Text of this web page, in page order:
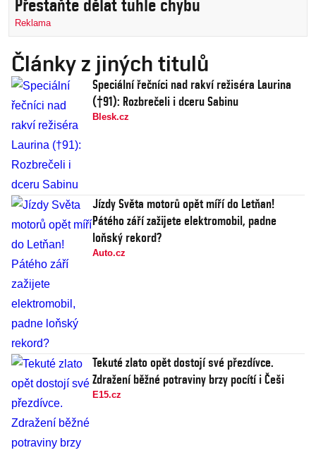
Přestaňte dělat tuhle chybu
Reklama
Články z jiných titulů
Speciální řečníci nad rakví režiséra Laurina
(†91): Rozbrečeli i dceru Sabinu
Blesk.cz
Jízdy Světa motorů opět míří do Letňan!
Pátého září zažijete elektromobil, padne
loňský rekord?
Auto.cz
Tekuté zlato opět dostojí své přezdívce.
Zdražení běžné potraviny brzy pocítí i Češi
E15.cz